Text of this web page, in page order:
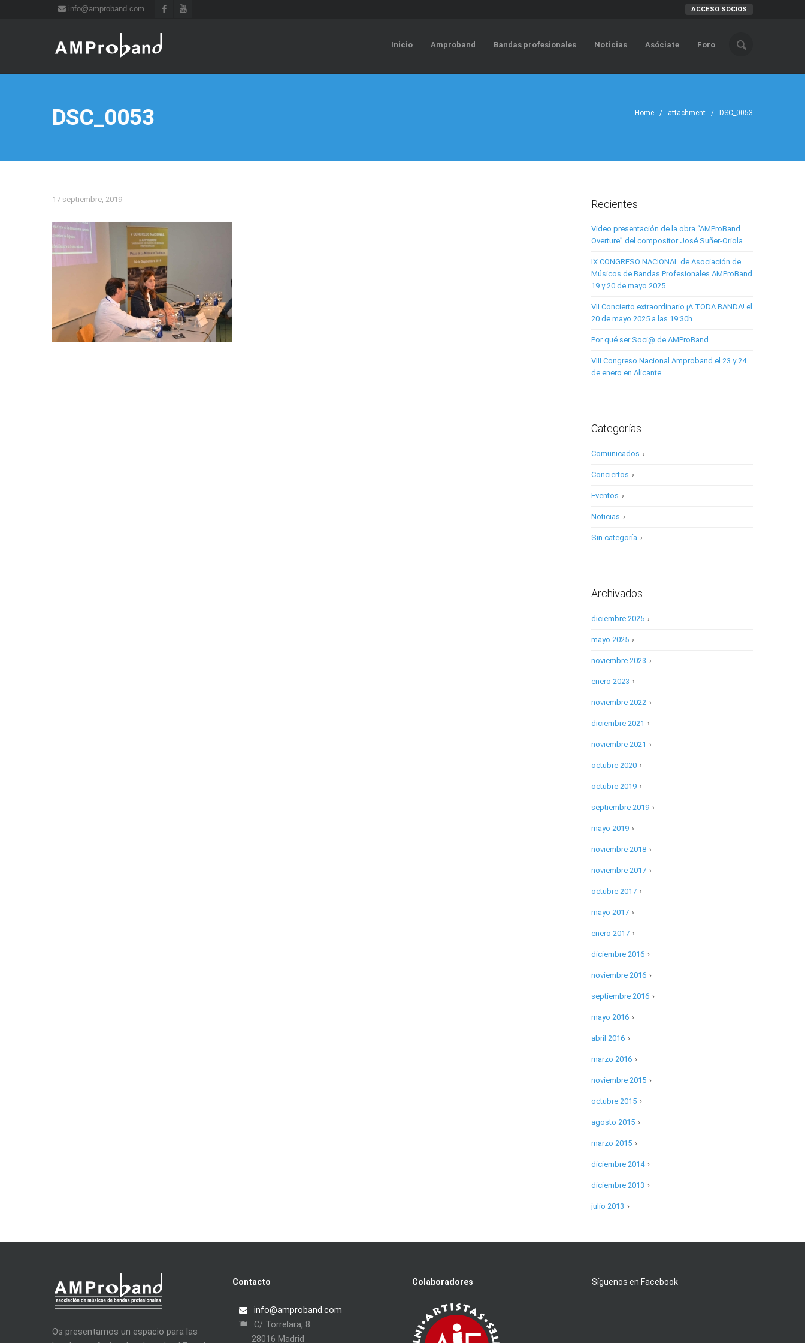
info@amproband.com ACCESO SOCIOS
Inicio Amproband Bandas profesionales Noticias Asóciate Foro
DSC_0053 Home / attachment / DSC_0053
17 septiembre, 2019 Recientes
Video presentación de la obra “AMProBand
Overture” del compositor José Suñer-Oriola
IX CONGRESO NACIONAL de Asociación de
Músicos de Bandas Profesionales AMProBand
19 y 20 de mayo 2025
VII Concierto extraordinario ¡A TODA BANDA! el
20 de mayo 2025 a las 19:30h
Por qué ser Soci@ de AMProBand
VIII Congreso Nacional Amproband el 23 y 24
de enero en Alicante
Categorías
›
Comunicados
›
Conciertos
›
Eventos
›
Noticias
›
Sin categoría
Archivados
›
diciembre 2025
›
mayo 2025
›
noviembre 2023
›
enero 2023
›
noviembre 2022
›
diciembre 2021
›
noviembre 2021
›
octubre 2020
›
octubre 2019
›
septiembre 2019
›
mayo 2019
›
noviembre 2018
›
noviembre 2017
›
octubre 2017
›
mayo 2017
›
enero 2017
›
diciembre 2016
›
noviembre 2016
›
septiembre 2016
›
mayo 2016
›
abril 2016
›
marzo 2016
›
noviembre 2015
›
octubre 2015
›
agosto 2015
›
marzo 2015
›
diciembre 2014
›
diciembre 2013
›
julio 2013
Os presentamos un espacio para las
Contacto
info@amproband.com
C/ Torrelara, 8
28016 Madrid
Colaboradores Síguenos en Facebook